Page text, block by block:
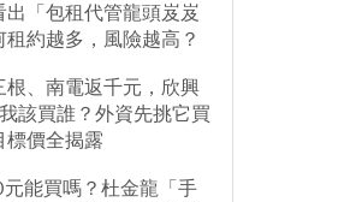
出「包租代管龍頭岌岌
約越多，風險越高？
根、南電返千元，欣興
該買誰？外資先挑它買
標價全揭露
能買嗎？杜金龍「手